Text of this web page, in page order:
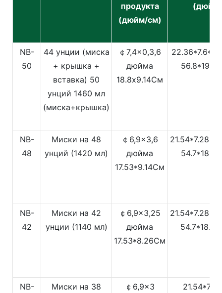
продукта
(дюйм/см)
NB-
50
44 унции (миска
+ крышка +
вставка) 50
унций 1460 мл
(миска+крышка)
￠7,4x0,3,6
дюйма
18.8x9.14См
NB-
48
Миски на 48
унций (1420 мл)
￠6,9x3,6
дюйма
17.53*9.14См
NB-
42
Миски на 42
унции (1140 мл)
￠6,9x3,25
дюйма
17.53*8.26См
NB-
Миски на 38
￠6,9x3